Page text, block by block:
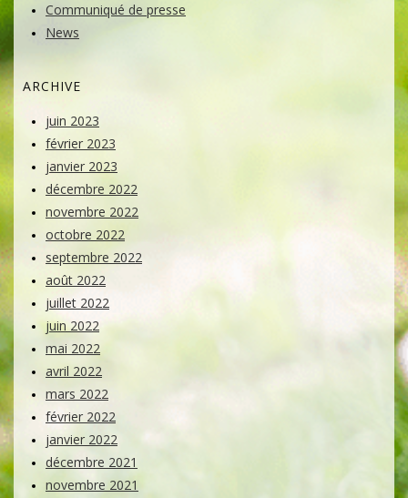
Communiqué de presse
News
ARCHIVE
juin 2023
février 2023
janvier 2023
décembre 2022
novembre 2022
octobre 2022
septembre 2022
août 2022
juillet 2022
juin 2022
mai 2022
avril 2022
mars 2022
février 2022
janvier 2022
décembre 2021
novembre 2021